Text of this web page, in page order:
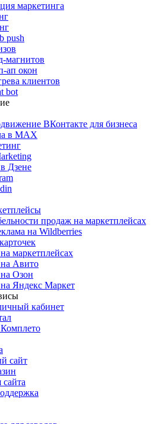
маркетинга
push
магнитов
ап окон
клиентов
bot
ВКонтакте для бизнеса
в MAX
Дзене
продаж на маркетплейсах
на Wildberries
маркетплейсах
Авито
Озон
Яндекс Маркет
кабинет
сайт